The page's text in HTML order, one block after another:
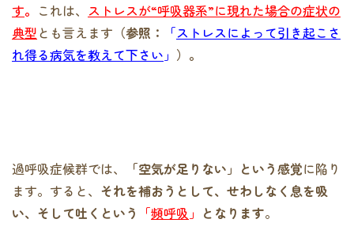
す。 これは、 ストレスが“呼吸器系”に現れた場合の症状の
典型とも言えます （参照： 「ストレスによって引き起こさ
れ得る病気を教えて下さい 」 ）。
過呼吸症候群では、 「空気が足りない」という感覚に陥り
ます。すると、 それを補おうとして、せわしなく息を吸
い、そして吐くという 「頻呼吸 」 となります。